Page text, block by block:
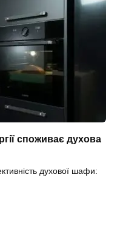
споживає духова
духової шафи: